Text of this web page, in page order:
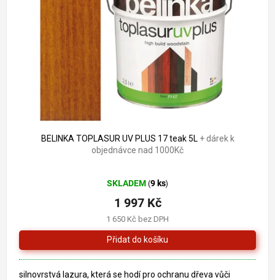
BELINKA TOPLASUR UV PLUS 17 teak 5L + dárek k
objednávce nad 1000Kč
hodnocení
produktu
je
5,0
z
5
hvězdiček.
SKLADEM (9 ks)
1 650 Kč bez DPH
1 997 Kč
silnovrstvá lazura, která se hodí pro ochranu dřeva vůči